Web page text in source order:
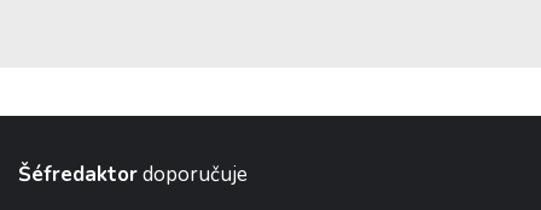
Šéfredaktordoporučuje